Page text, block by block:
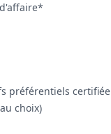
préférentiels certifiée
choix)